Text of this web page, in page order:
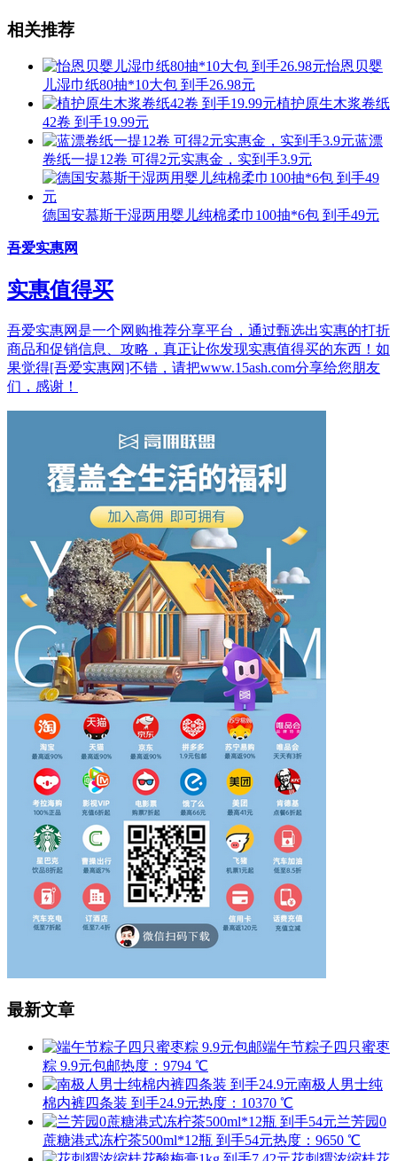
相关推荐
怡恩贝婴
儿湿巾纸80抽*10大包 到手26.98元
植护原生木浆卷纸
42卷 到手19.99元
蓝漂
卷纸一提12卷 可得2元实惠金，实到手3.9元
德国安慕斯干湿两用婴儿纯棉柔巾100抽*6包 到手49元
吾爱实惠网
实惠值得买
吾爱实惠网是一个网购推荐分享平台，通过甄选出实惠的打折
商品和促销信息、攻略，真正让你发现实惠值得买的东西！如
果觉得[吾爱实惠网]不错，请把www.15ash.com分享给您朋友
们，感谢！
最新文章
端午节粽子四只蜜枣
粽 9.9元包邮热度：9794 ℃
南极人男士纯
棉内裤四条装 到手24.9元热度：10370 ℃
兰芳园0
蔗糖港式冻柠茶500ml*12瓶 到手54元热度：9650 ℃